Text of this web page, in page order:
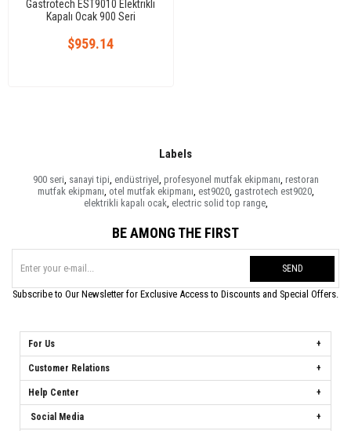
Gastrotech EST9010 Elektrikli
Kapalı Ocak 900 Seri
$959.14
Labels
900 seri sanayi tipi endüstriyel profesyonel mutfak ekipmanı restoran
mutfak ekipmanı otel mutfak ekipmanı est9020, gastrotech est9020,
elektrikli kapalı ocak electric solid top range,
BE AMONG THE FIRST
SEND
Subscribe to Our Newsletter for Exclusive Access to Discounts and Special Offers.
For Us
Customer Relations
Help Center
Social Media